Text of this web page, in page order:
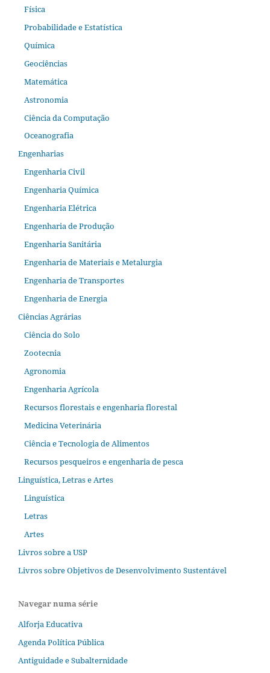
Física
Probabilidade e Estatística
Química
Geociências
Matemática
Astronomia
Ciência da Computação
Oceanografia
Engenharias
Engenharia Civil
Engenharia Química
Engenharia Elétrica
Engenharia de Produção
Engenharia Sanitária
Engenharia de Materiais e Metalurgia
Engenharia de Transportes
Engenharia de Energia
Ciências Agrárias
Ciência do Solo
Zootecnia
Agronomia
Engenharia Agrícola
Recursos florestais e engenharia florestal
Medicina Veterinária
Ciência e Tecnologia de Alimentos
Recursos pesqueiros e engenharia de pesca
Linguística, Letras e Artes
Linguística
Letras
Artes
Livros sobre a USP
Livros sobre Objetivos de Desenvolvimento Sustentável
Navegar numa série
Alforja Educativa
Agenda Política Pública
Antiguidade e Subalternidade